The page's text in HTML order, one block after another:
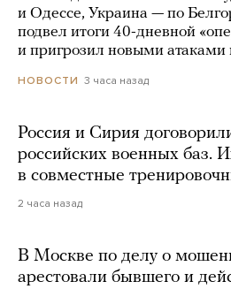
и Одессе, Украина — по
подвел итоги 40-дневной
и пригрозил новыми атаками
НОВОСТИ 3 часа назад
Россия и Сирия
российских военных баз.
в совместные
2 часа назад
В Москве по делу о
арестовали бывшего и